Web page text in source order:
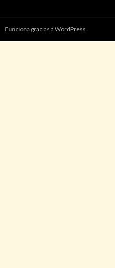
Funciona gracias a WordPress